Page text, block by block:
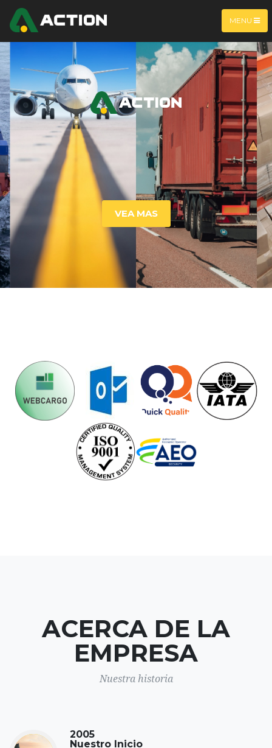
MENU
VEA MAS
ACERCA DE LA
EMPRESA
Nuestra historia
2005
Nuestro Inicio